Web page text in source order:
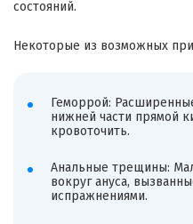
состояний.
Некоторые из возможных
Геморрой:
нижней части прямой
кровоточить.
Анальные трещины:
вокруг ануса,
испражнениями.